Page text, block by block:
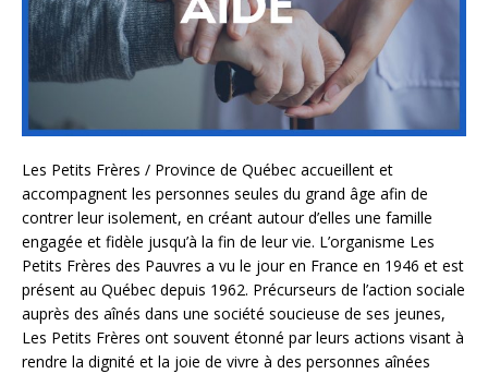
Les Petits Frères / Province de Québec accueillent et
accompagnent les personnes seules du grand âge afin de
contrer leur isolement, en créant autour d’elles une famille
engagée et fidèle jusqu’à la fin de leur vie. L’organisme Les
Petits Frères des Pauvres a vu le jour en France en 1946 et est
présent au Québec depuis 1962. Précurseurs de l’action sociale
auprès des aînés dans une société soucieuse de ses jeunes,
Les Petits Frères ont souvent étonné par leurs actions visant à
rendre la dignité et la joie de vivre à des personnes aînées